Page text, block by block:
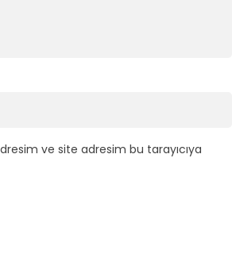
ve site adresim bu tarayıcıya